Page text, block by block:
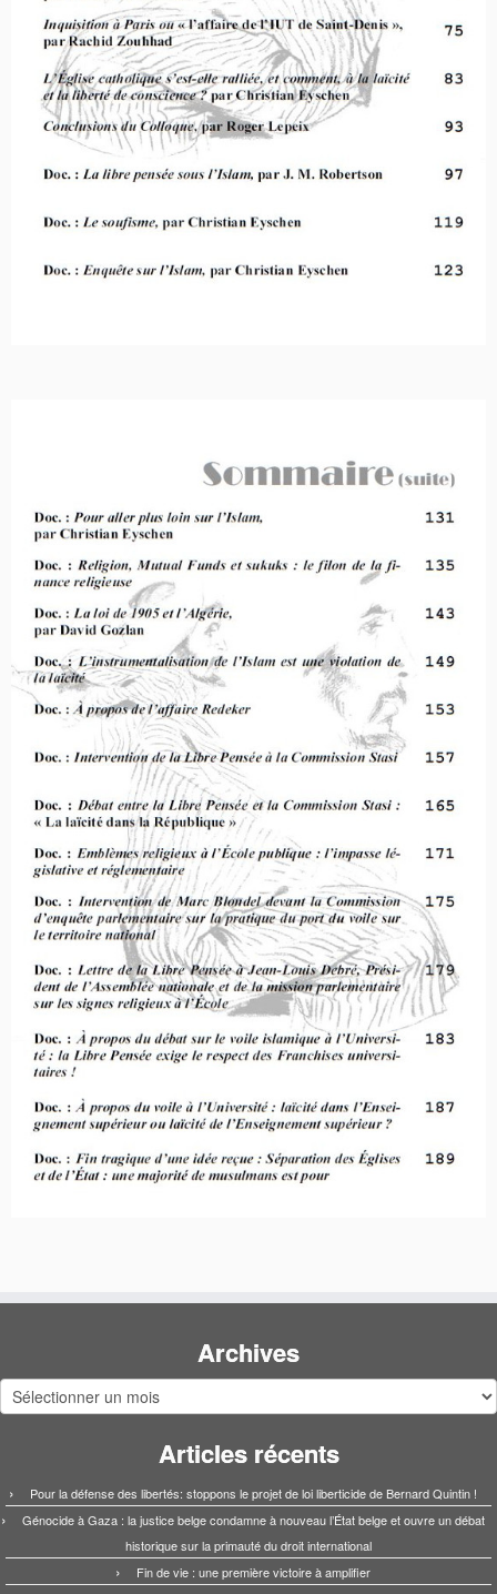
Archives
Archives
Articles récents
Pour la défense des libertés: stoppons le projet de loi liberticide de Bernard Quintin !
Génocide à Gaza : la justice belge condamne à nouveau l’État belge et ouvre un débat
historique sur la primauté du droit international
Fin de vie : une première victoire à amplifier